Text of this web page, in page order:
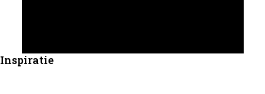
Inspiratie